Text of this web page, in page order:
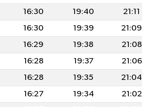
16:30 19:40
21:11
16:30 19:39
21:09
16:29 19:38
21:08
16:28 19:37
21:06
16:28 19:35
21:04
16:27 19:34
21:02